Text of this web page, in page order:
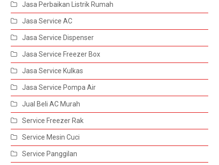
Jasa Perbaikan Listrik Rumah
Jasa Service AC
Jasa Service Dispenser
Jasa Service Freezer Box
Jasa Service Kulkas
Jasa Service Pompa Air
Jual Beli AC Murah
Service Freezer Rak
Service Mesin Cuci
Service Panggilan